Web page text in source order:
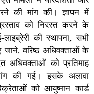
की मांग की। ज्ञापन में
को निरस्त करने के
की स्थापना, सभी
जाने, वरिष्ठ अधिवक्ताओं के
अधिवक्ताओं को प्रतिमाह
की गई। इसके अलावा
को आयुष्मान कार्ड